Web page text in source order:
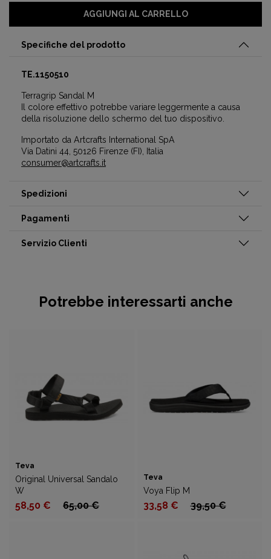
AGGIUNGI AL CARRELLO
Specifiche del prodotto
TE.1150510
Terragrip Sandal M
Il colore effettivo potrebbe variare leggermente a causa
della risoluzione dello schermo del tuo dispositivo.
Importato da Artcrafts International SpA
Via Datini 44, 50126 Firenze (FI), Italia
consumer@artcrafts.it
Spedizioni
Pagamenti
Servizio Clienti
Potrebbe interessarti anche
Teva
Original Universal Sandalo
W
58,50 € 65,00 €
Teva
Voya Flip M
33,58 € 39,50 €